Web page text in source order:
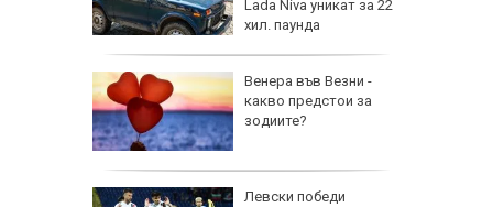
Lada Niva уникат за 22
хил. паунда
Венера във Везни -
какво предстои за
зодиите?
Левски победи